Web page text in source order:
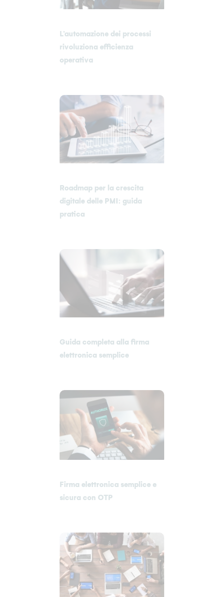
L’automazione dei processi
rivoluziona efficienza
operativa
Roadmap per la crescita
digitale delle PMI: guida
pratica
Guida completa alla firma
elettronica semplice
Firma elettronica semplice e
sicura con OTP